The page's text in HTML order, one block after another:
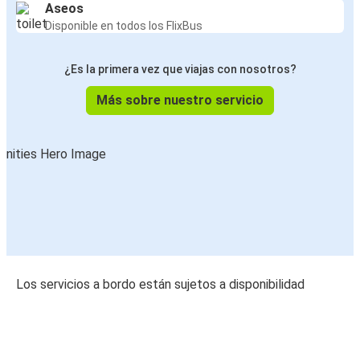
Aseos
Disponible en todos los FlixBus
¿Es la primera vez que viajas con nosotros?
Más sobre nuestro servicio
Los servicios a bordo están sujetos a disponibilidad